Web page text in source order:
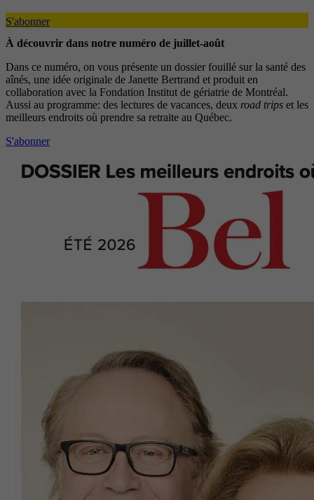
S'abonner
À découvrir dans notre numéro de juillet-août
Dans ce numéro, on vous présente un dossier fouillé sur la santé des
aînés, une idée originale de Janette Bertrand et produit en
collaboration avec la Fondation Institut de gériatrie de Montréal.
Aussi au programme: des lectures de vacances, deux road trips et les
meilleurs endroits où prendre sa retraite au Québec.
S'abonner